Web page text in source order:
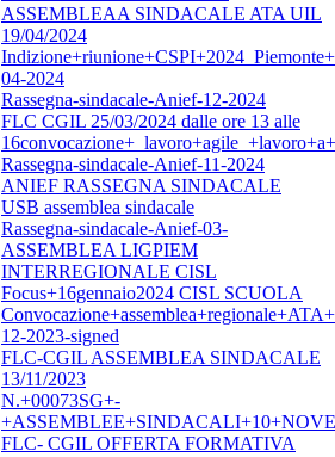
ASSEMBLEAA SINDACALE ATA UIL
19/04/2024
04-2024
Rassegna-sindacale-Anief-12-2024
FLC CGIL 25/03/2024 dalle ore 13 alle
Rassegna-sindacale-Anief-11-2024
ANIEF RASSEGNA SINDACALE
USB assemblea sindacale
Rassegna-sindacale-Anief-03-
ASSEMBLEA LIGPIEM
INTERREGIONALE CISL
Focus+16gennaio2024 CISL SCUOLA
12-2023-signed
FLC-CGIL ASSEMBLEA SINDACALE
13/11/2023
N.+00073SG+-
FLC- CGIL OFFERTA FORMATIVA